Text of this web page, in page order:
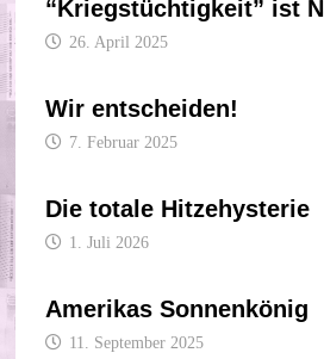
“Kriegstüchtigkeit” ist
26. April 2025
Wir entscheiden!
7. Februar 2025
Die totale Hitzehysterie
1. Juli 2026
Amerikas Sonnenkönig
11. September 2025